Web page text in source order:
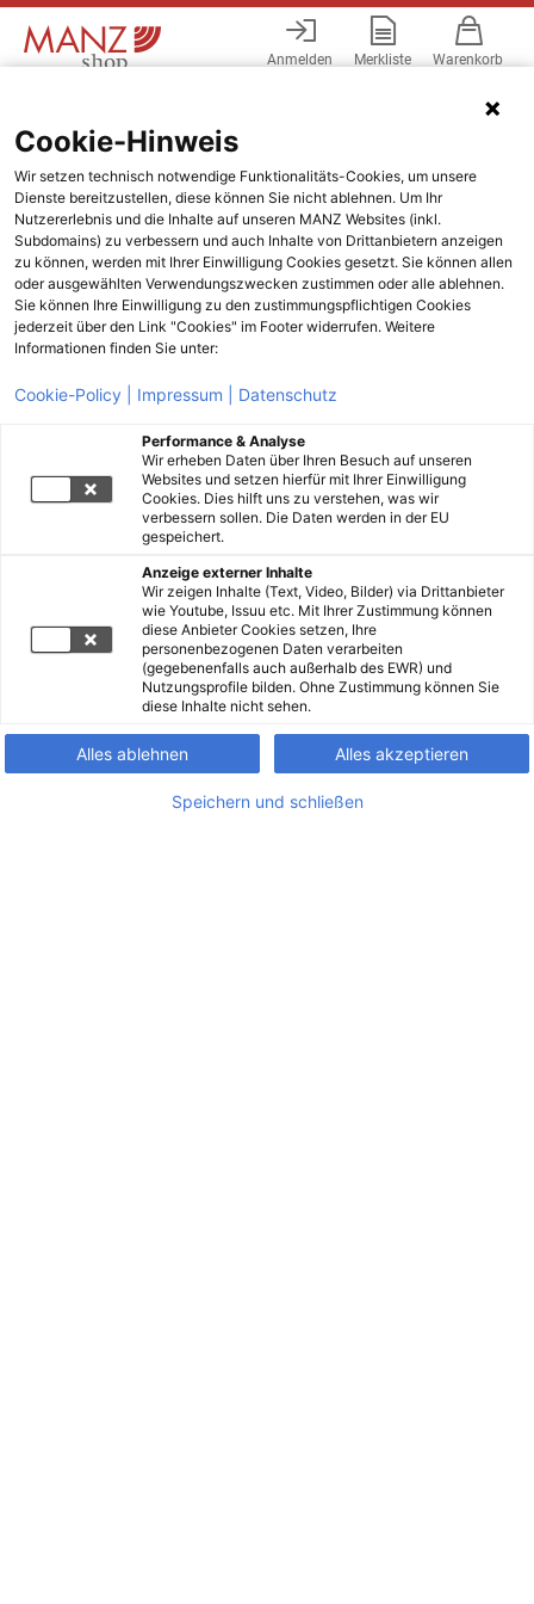
Anmelden Merkliste Warenkorb
Cookie-Hinweis
Wir setzen technisch notwendige Funktionalitäts-Cookies, um unsere
Dienste bereitzustellen, diese können Sie nicht ablehnen. Um Ihr
Nutzererlebnis und die Inhalte auf unseren MANZ Websites (inkl.
Subdomains) zu verbessern und auch Inhalte von Drittanbietern anzeigen
zu können, werden mit Ihrer Einwilligung Cookies gesetzt. Sie können allen
oder ausgewählten Verwendungszwecken zustimmen oder alle ablehnen.
Sie können Ihre Einwilligung zu den zustimmungspflichtigen Cookies
jederzeit über den Link "Cookies" im Footer widerrufen. Weitere
Informationen finden Sie unter:
Cookie-Policy | Impressum | Datenschutz
Performance & Analyse
Wir erheben Daten über Ihren Besuch auf unseren
Websites und setzen hierfür mit Ihrer Einwilligung
Cookies. Dies hilft uns zu verstehen, was wir
verbessern sollen. Die Daten werden in der EU
gespeichert.
Anzeige externer Inhalte
Wir zeigen Inhalte (Text, Video, Bilder) via Drittanbieter
wie Youtube, Issuu etc. Mit Ihrer Zustimmung können
diese Anbieter Cookies setzen, Ihre
personenbezogenen Daten verarbeiten
(gegebenenfalls auch außerhalb des EWR) und
Nutzungsprofile bilden. Ohne Zustimmung können Sie
diese Inhalte nicht sehen.
Alles ablehnen Alles akzeptieren
Speichern und schließen